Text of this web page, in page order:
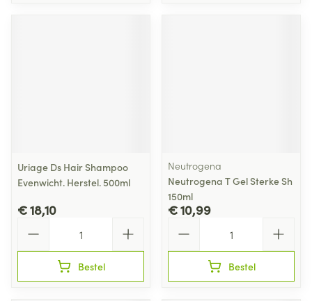
Uriage Ds Hair Shampoo
Evenwicht. Herstel. 500ml
€ 18,10
Bestel
Neutrogena
Neutrogena T Gel Sterke Sh
150ml
€ 10,99
Bestel